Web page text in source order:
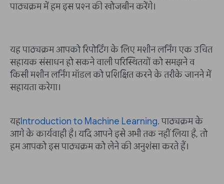
पाठ्यक्रम में हम इस प्रश्न की खोजबीन करेंगे।
यह पाठ्यक्रम आपको रिपोर्टिंग के लिए मशीन लर्निंग एक उचित
सहायक संसाधन हो सकने वाली परिस्थितयों को समझने व
किसी मशीन लर्निंग मॉडल को प्रशिक्षित करने के तरीके जानने में
सहायता करेगा।
यह Introduction to Machine Learning. पाठ्यक्रम के
आगे के कार्यवाही है। यदि आपने इसे अभी तक नहीं लिया है, तो
हम आपको इस पाठ्यक्रम को लेने की अनुशंसा करते हैं।